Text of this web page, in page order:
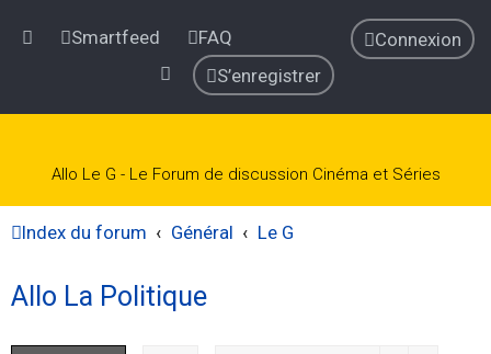
Smartfeed FAQ
Connexion
S’enregistrer
Allo Le G - Le Forum de discussion Cinéma et Séries
Index du forum Général Le G
Allo La Politique